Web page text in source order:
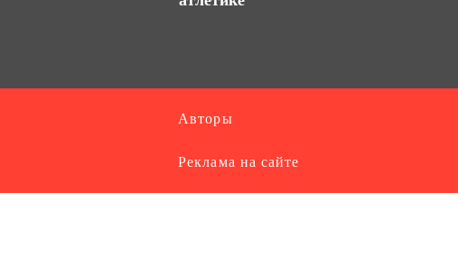
Авторы
Реклама на сайте